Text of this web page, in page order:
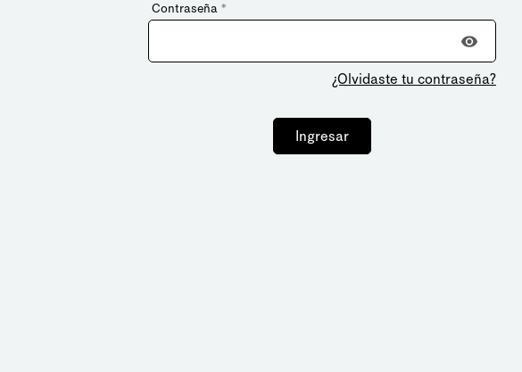
Contraseña *
¿Olvidaste tu contraseña?
Ingresar